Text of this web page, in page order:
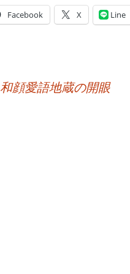
Facebook X Line
和顔愛語地蔵の開眼